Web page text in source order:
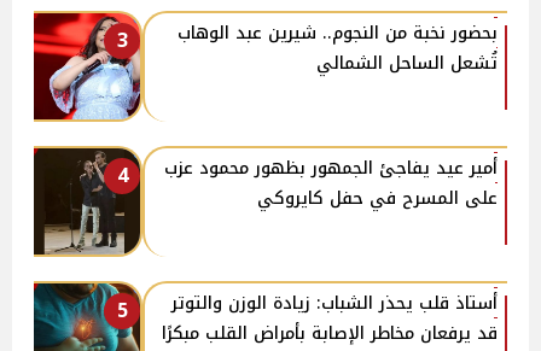
3
بحضور نخبة من النجوم.. شيرين عبد الوهاب
تُشعل الساحل الشمالي
4
أمير عيد يفاجئ الجمهور بظهور محمود عزب
على المسرح في حفل كايروكي
5
أستاذ قلب يحذر الشباب: زيادة الوزن والتوتر
قد يرفعان مخاطر الإصابة بأمراض القلب مبكرًا